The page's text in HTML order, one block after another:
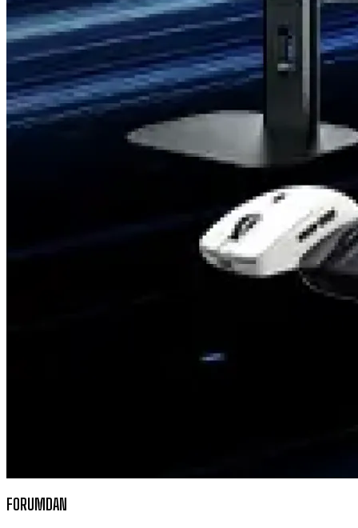
FORUMDAN